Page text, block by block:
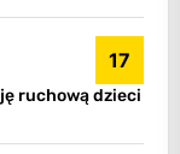
17
ruchową dzieci